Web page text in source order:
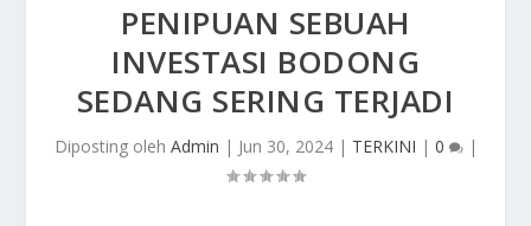
PENIPUAN SEBUAH
INVESTASI BODONG
SEDANG SERING TERJADI
Diposting oleh Admin | Jun 30, 2024| TERKINI | 0 |